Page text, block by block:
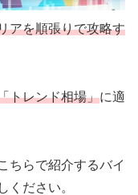
アを順張りで攻略す
トレンド相場」に適
ちらで紹介するバイ
ください。